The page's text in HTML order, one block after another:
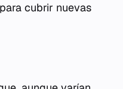
cubrir nuevas